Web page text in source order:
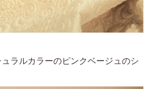
ラルカラーのピンクベージュのシ